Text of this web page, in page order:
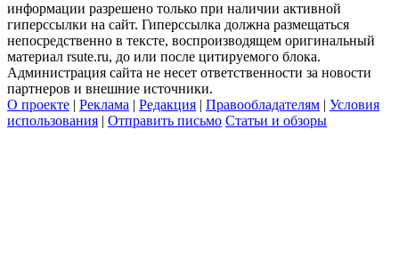
информации разрешено только при наличии активной
гиперссылки на сайт. Гиперссылка должна размещаться
непосредственно в тексте, воспроизводящем оригинальный
материал rsute.ru, до или после цитируемого блока.
Администрация сайта не несет ответственности за новости
партнеров и внешние источники.
О проекте | Реклама | Редакция | Правообладателям | Условия
использования | Отправить письмо Статьи и обзоры